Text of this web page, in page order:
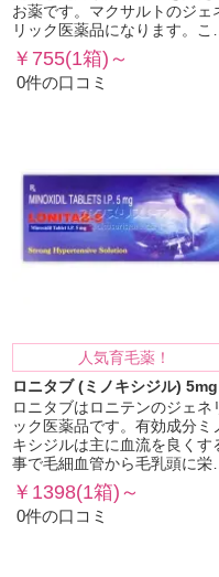
お薬です。マクサルトのジェ
リック医薬品になります。
￥755(1箱)～
0件の口コミ
人気育毛薬！
ロニタブ (ミノキシジル) 5mg
ロニタブはロニテンのジェネ
ック医薬品です。有効成分ミ
キシジルは主に血流を良くす
事で毛細血管から毛乳頭に
￥1398(1箱)～
0件の口コミ